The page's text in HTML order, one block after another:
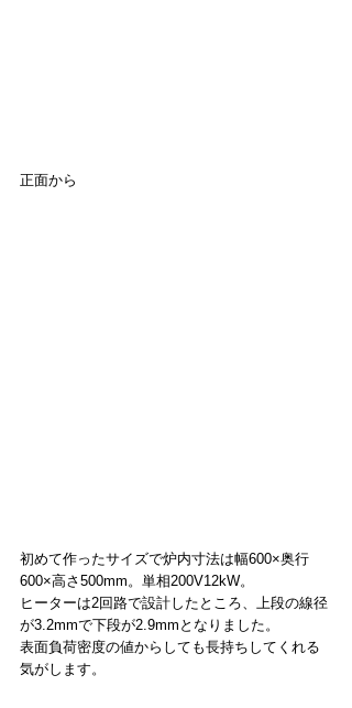
正面から
初めて作ったサイズで炉内寸法は幅600×奥行
600×高さ500mm。単相200V12kW。
ヒーターは2回路で設計したところ、上段の線径
が3.2mmで下段が2.9mmとなりました。
表面負荷密度の値からしても長持ちしてくれる
気がします。